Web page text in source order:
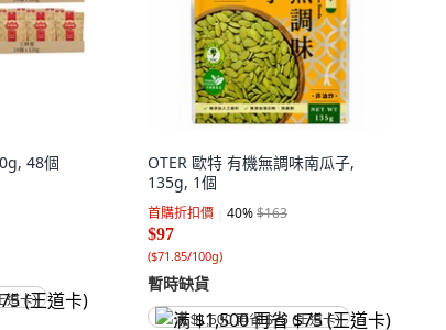
48個
道卡)
OTER 歐特 有機無調味南瓜子,
135g, 1個
首購折扣價 40%$163
$97
($71.85/100g)
暫時缺貨
满 $1,500 再省 $75 (王道卡)